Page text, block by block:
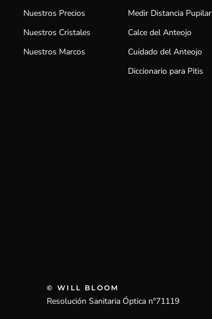
Nuestros Precios
Nuestros Cristales
Nuestros Marcos
Medir Distancia Pupilar
Calce del Anteojo
Cuidado del Anteojo
Diccionario para Pitis
© WILL BLOOM
Resolución Sanitaria Óptica n°71119